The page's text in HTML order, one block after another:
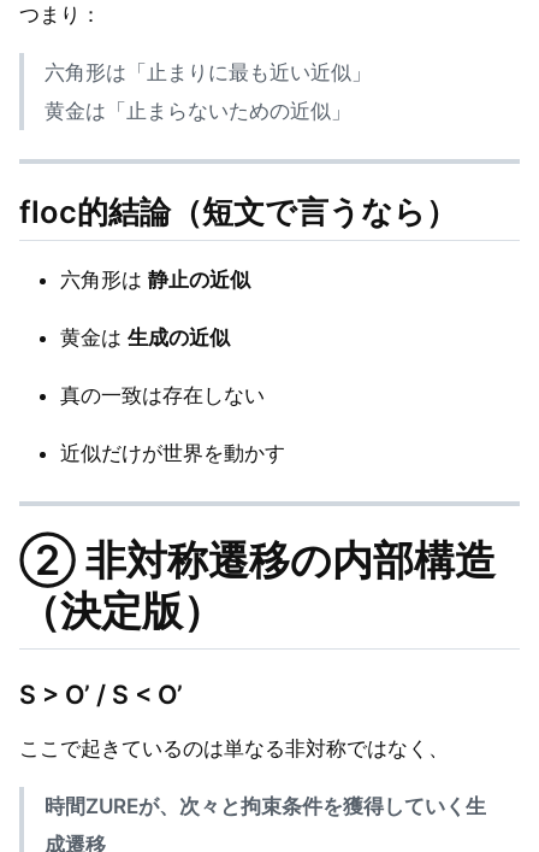
つまり：
六角形は「止まりに最も近い近似」
黄金は「止まらないための近似」
floc的結論（短文で言うなら）
六角形は 静止の近似
黄金は 生成の近似
真の一致は存在しない
近似だけが世界を動かす
② 非対称遷移の内部構造
（決定版）
S > O’ / S < O’
ここで起きているのは単なる非対称ではなく、
時間ZUREが、次々と拘束条件を獲得していく生
成遷移